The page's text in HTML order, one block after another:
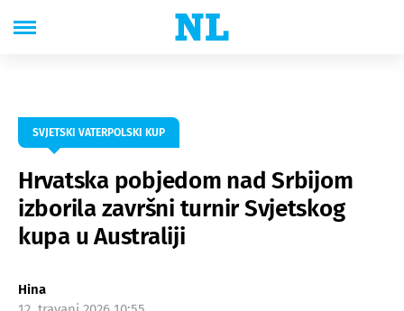
SVJETSKI VATERPOLSKI KUP
Hrvatska pobjedom nad Srbijom
izborila završni turnir Svjetskog
kupa u Australiji
Hina